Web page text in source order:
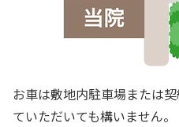
お車は敷地内駐車場または
ていただいても構いません。